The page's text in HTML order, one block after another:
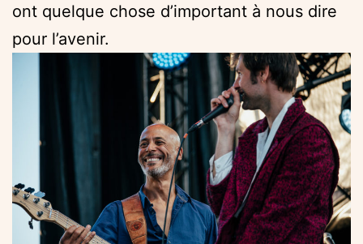
ont quelque chose d’important à nous dire
pour l’avenir.